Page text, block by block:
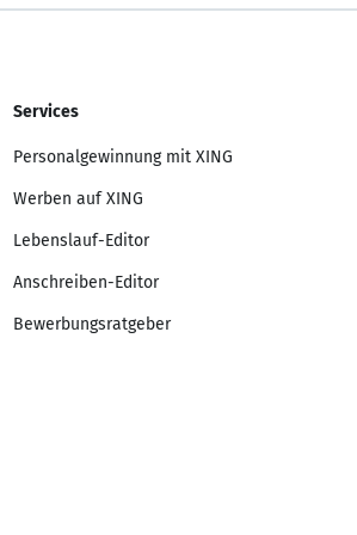
Services
Personalgewinnung mit XING
Werben auf XING
Lebenslauf-Editor
Anschreiben-Editor
Bewerbungsratgeber